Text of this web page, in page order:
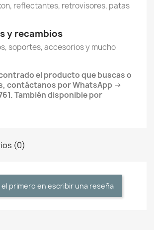
reflectantes, retrovisores, patas
y recambios
soportes, accesorios y mucho
el producto que buscas o
contáctanos por WhatsApp →
También disponible por
(0)
el primero en escribir una reseña